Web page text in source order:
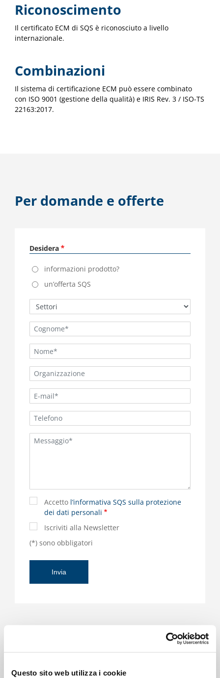
Questo sito web utilizza i cookie
Riconoscimento
Il certificato ECM di SQS è riconosciuto a livello
internazionale.
Combinazioni
Il sistema di certificazione ECM può essere combinato
con ISO 9001 (gestione della qualità) e IRIS Rev. 3 / ISO-TS
22163:2017.
Per domande e offerte
Desidera
informazioni prodotto?
un’offerta SQS
Accetto l’informativa SQS sulla protezione
dei dati personali
Iscriviti alla Newsletter
(*) sono obbligatori